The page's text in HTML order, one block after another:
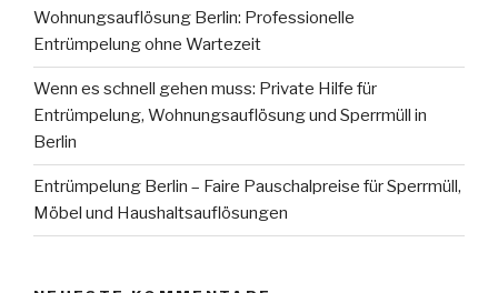
Wohnungsauflösung Berlin: Professionelle
Entrümpelung ohne Wartezeit
Wenn es schnell gehen muss: Private Hilfe für
Entrümpelung, Wohnungsauflösung und Sperrmüll in
Berlin
Entrümpelung Berlin – Faire Pauschalpreise für Sperrmüll,
Möbel und Haushaltsauflösungen